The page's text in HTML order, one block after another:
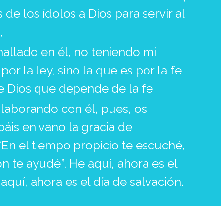
los ídolos a Dios para servir al
en él, no teniendo mi
la ley, sino la que es por la fe
Dios que depende de la fe
con él, pues, os
en vano la gracia de
el tiempo propicio te escuché,
te ayudé”. He aquí, ahora es el
ahora es el día de salvación.